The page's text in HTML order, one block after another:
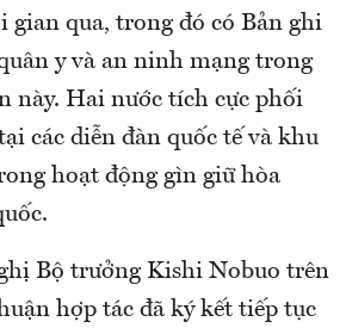
gian qua, trong đó có Bản ghi
y và an ninh mạng trong
này. Hai nước tích cực phối
các diễn đàn quốc tế và khu
hoạt động gìn giữ hòa
Bộ trưởng Kishi Nobuo trên
hợp tác đã ký kết tiếp tục